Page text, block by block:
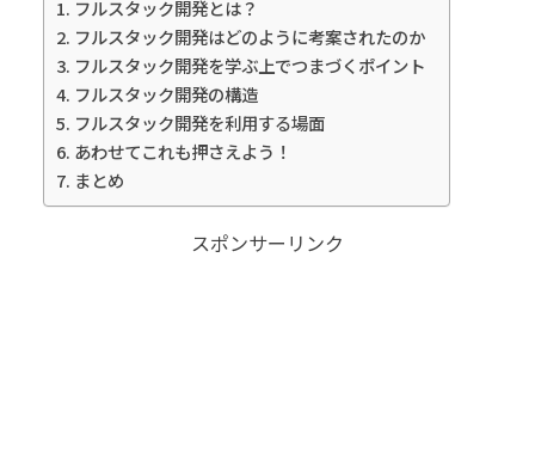
フルスタック開発とは？
フルスタック開発はどのように考案されたのか
フルスタック開発を学ぶ上でつまづくポイント
フルスタック開発の構造
フルスタック開発を利用する場面
あわせてこれも押さえよう！
まとめ
スポンサーリンク